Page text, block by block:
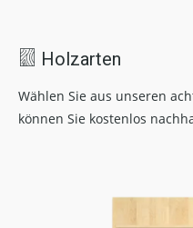
Holzarten
Wählen Sie aus unseren
können Sie kostenlos